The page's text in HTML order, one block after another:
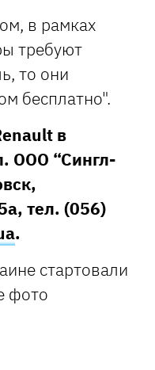
в рамках
требуют
то они
бесплатно".
в
ООО “Сингл-
тел. (056)
.